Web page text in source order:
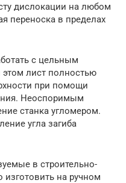
дислокации на любом
переноска в пределах
с цельным
лист полностью
при помощи
Неоспоримым
станка угломером.
угла загиба
в строительно-
на ручном